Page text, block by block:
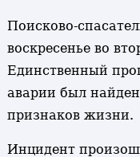
Поисково-
воскресенье во
Единственный
аварии был
признаков жизни.
Инцидент